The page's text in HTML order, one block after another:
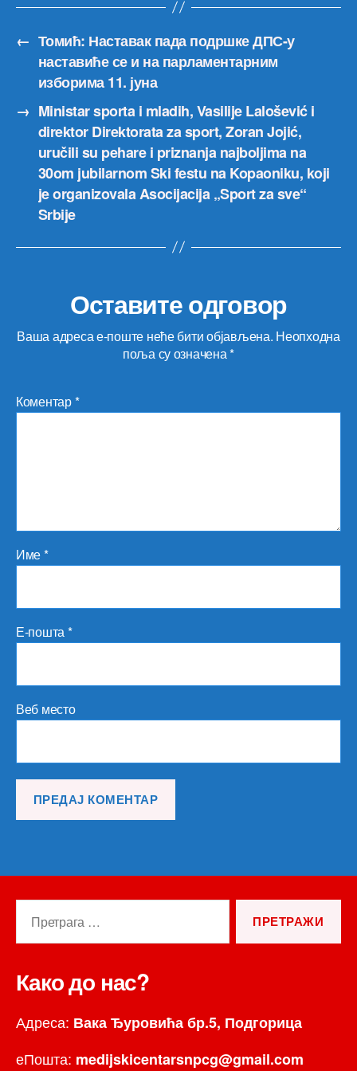
← Томић: Наставак пада подршке ДПС-у
наставиће се и на парламентарним
изборима 11. јуна
→ Ministar sporta i mladih, Vasilije Lalošević i
direktor Direktorata za sport, Zoran Jojić,
uručili su pehare i priznanja najboljima na
30om jubilarnom Ski festu na Kopaoniku, koji
je organizovala Asocijacija „Sport za sve“
Srbije
Оставите одговор
Ваша адреса е-поште неће бити објављена. Неопходна
поља су означена*
Коментар*
Име*
Е-пошта*
Веб место
Како до нас?
Адреса: Вака Ђуровића бр.5, Подгорица
еПошта: medijskicentarsnpcg@gmail.com